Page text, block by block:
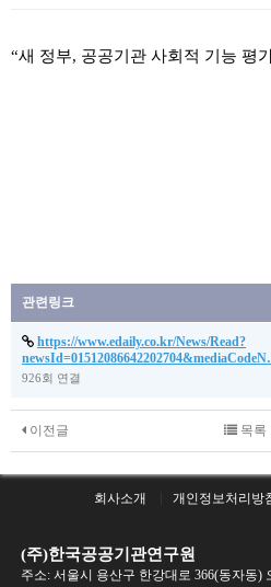
“새 정부, 공공기관 사회적 기능 평
관련링크
https://www.edaily.co.kr/News/Read?
926회 연결
이전글 목록
회사소개 개인정보처리방
(주)한국공공기관연구원
주소: 서울시 용산구 한강대로 366(동자동)